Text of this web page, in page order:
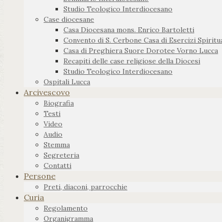
Studio Teologico Interdiocesano
Case diocesane
Casa Diocesana mons. Enrico Bartoletti
Convento di S. Cerbone Casa di Esercizi
Casa di Preghiera Suore Dorotee Vorno Lucca
Recapiti delle case religiose della Diocesi
Studio Teologico Interdiocesano
Ospitali Lucca
Arcivescovo
Biografia
Testi
Video
Audio
Stemma
Segreteria
Contatti
Persone
Preti, diaconi, parrocchie
Curia
Regolamento
Organigramma